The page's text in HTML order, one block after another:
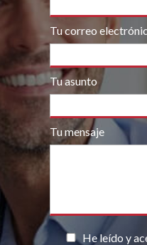
Tu correo
Tu asunto
Tu mensaje
Por favor, deja
He leído y